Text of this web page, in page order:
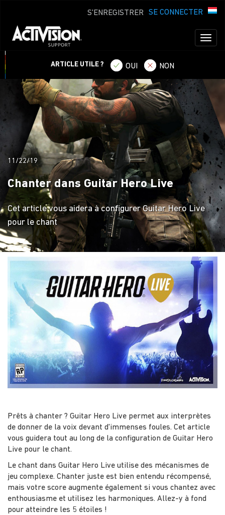
SE CONNECTER
S'ENREGISTRER
ARTICLE UTILE ? OUI NON
11/22/19
Chanter dans Guitar Hero Live
Cet article vous aidera à configurer Guitar Hero Live
pour le chant
Prêts à chanter ? Guitar Hero Live permet aux interprètes
de donner de la voix devant d'immenses foules. Cet article
vous guidera tout au long de la configuration de Guitar Hero
Live pour le chant.
Le chant dans Guitar Hero Live utilise des mécanismes de
jeu complexe. Chanter juste est bien entendu récompensé,
mais votre score augmente également si vous chantez avec
enthousiasme et utilisez les harmoniques. Allez-y à fond
pour atteindre les 5 étoiles !